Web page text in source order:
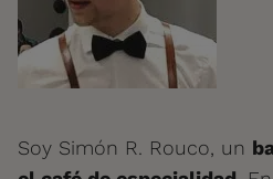
Soy Simón R. Rouco, un